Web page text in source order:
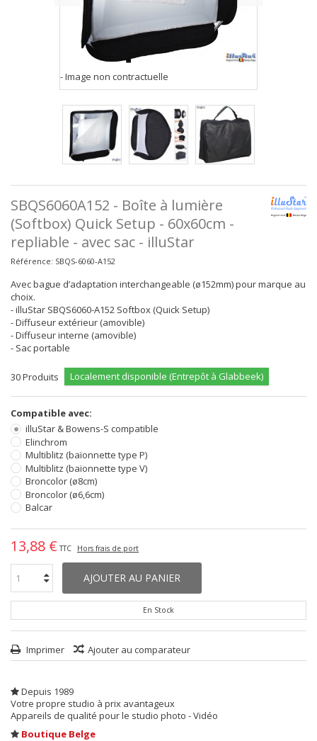
- Image non contractuelle
SBQS6060A152 - Boîte à lumière
(Softbox) Quick Setup - 60x60cm -
repliable - avec sac - illuStar
Référence: SBQS-6060-A152
Avec bague d’adaptation interchangeable (ø152mm) pour marque au
choix.
- illuStar SBQS6060-A152 Softbox (Quick Setup)
- Diffuseur extérieur (amovible)
- Diffuseur interne (amovible)
- Sac portable
30Produits Localement disponible (Entrepôt à Glabbeek)
Compatible avec:
illuStar & Bowens-S compatible
Elinchrom
Multiblitz (baïonnette type P)
Multiblitz (baïonnette type V)
Broncolor (ø8cm)
Broncolor (ø6,6cm)
Balcar
13,88 € TTC Hors frais de port
AJOUTER AU PANIER
En Stock
Imprimer Ajouter au comparateur
Depuis 1989
Votre propre studio à prix avantageux
Appareils de qualité pour le studio photo - Vidéo
Boutique Belge